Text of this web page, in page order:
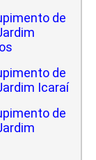
de
de
Icaraí
de